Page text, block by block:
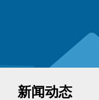
新闻动态